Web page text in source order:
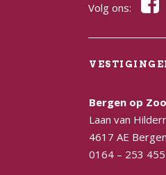
Volg ons:
Bergen op
Laan van
4617 AE
0164 – 253 455